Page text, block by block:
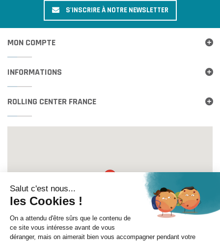
S'INSCRIRE À NOTRE NEWSLETTER
MON COMPTE
INFORMATIONS
ROLLING CENTER FRANCE